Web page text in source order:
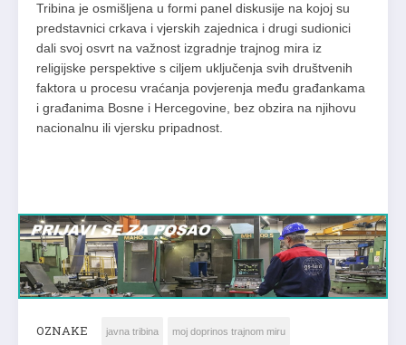
Tribina je osmišljena u formi panel diskusije na kojoj su
predstavnici crkava i vjerskih zajednica i drugi sudionici
dali svoj osvrt na važnost izgradnje trajnog mira iz
religijske perspektive s ciljem uključenja svih društvenih
faktora u procesu vraćanja povjerenja među građankama
i građanima Bosne i Hercegovine, bez obzira na njihovu
nacionalnu ili vjersku pripadnost.
OZNAKE javna tribina moj doprinos trajnom miru